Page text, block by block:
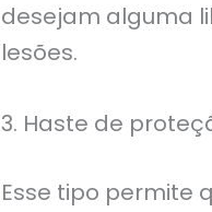
desejam alguma
lesões.
3. Haste de
Esse tipo permite